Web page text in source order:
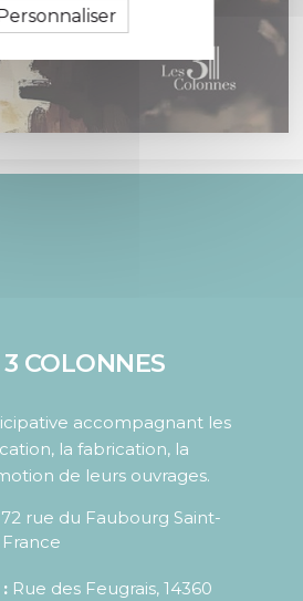
COLONNES
accompagnant les
la fabrication, la
de leurs ouvrages.
72 rue du Faubourg Saint-
France
Rue des Feugrais, 14360